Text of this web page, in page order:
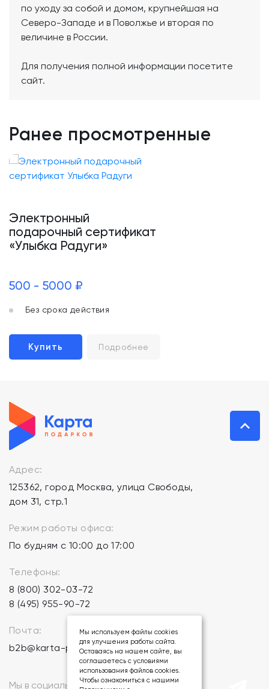
по уходу за собой и домом, крупнейшая на
Северо-Западе и в Поволжье и вторая по
величине в России.
Для получения полной информации посетите
сайт.
Ранее просмотренные
Электронный
подарочный сертификат
«Улыбка Радуги»
500 - 5000 ₽
Без срока действия
Купить Подробнее
Адрес:
125362, город Москва, улица Свободы,
дом 31, стр.1
Режим работы офиса:
По будням с 10:00 до 17:00
Телефоны:
8 (800) 302-03-72
8 (495) 955-90-72
Почта:
b2b@karta-podarkov.ru
Мы в социальных сетях:
Мы используем файлы cookies
для улучшения работы сайта.
Оставаясь на нашем сайте, вы
соглашаетесь с условиями
использования файлов cookies.
Чтобы ознакомиться с нашими